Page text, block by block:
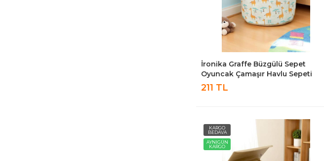
İronika Graffe Büzgülü Sepet
Oyuncak Çamaşır Havlu Sepeti
Yuvarlak Temiz Kirli Çamaşır Sepeti
211 TL
KARGO
BEDAVA
AYNIGÜN
KARGO